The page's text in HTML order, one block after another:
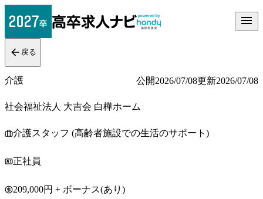
戻る
介護 公開2026/07/08更新2026/07/08
社会福祉法人 大吉会 白樺ホーム
介護スタッフ (高齢者施設での生活のサポート)
正社員
209,000円 + ボーナス(あり)